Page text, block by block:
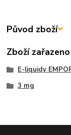
Původ zboží
Zboží
E-liquidy
3 mg